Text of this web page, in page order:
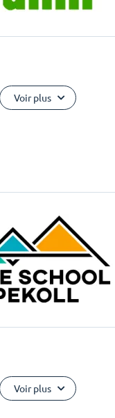
Voir plus
Voir plus